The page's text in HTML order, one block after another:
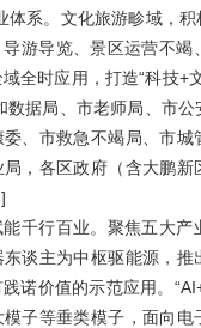
体系。文化旅游畛域，
游导览、景区运营不竭
全时应用，打造“科技+
数据局、市老师局、市
、市救急不竭局、市城
，各区政府（含大鹏新
行百业。聚焦五大产
谈主为中枢驱能源，推
诺价值的示范应用。
子等垂类模子，面向电